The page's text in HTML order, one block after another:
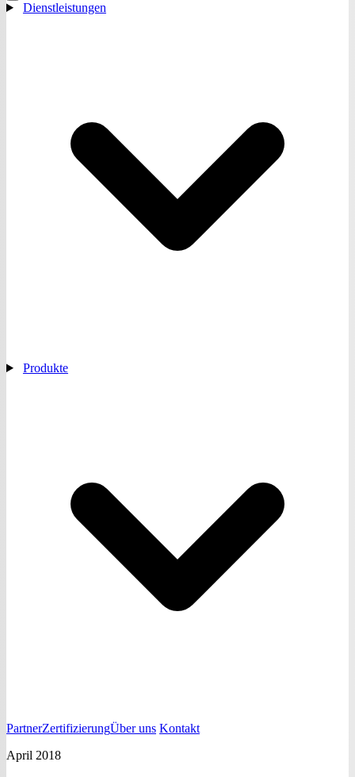
Dienstleistungen
Produkte
PartnerZertifizierungÜber uns Kontakt
April 2018